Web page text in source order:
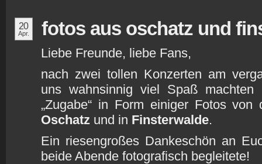
20
Apr. fotos aus oschatz und
Liebe Freunde, liebe Fans,
nach zwei tollen Konzerten am
uns wahnsinnig viel Spaß
„Zugabe“ in Form einiger Fotos
Oschatz und in Finsterwalde.
Ein riesengroßes Dankeschön an
beide Abende fotografisch begleitete!